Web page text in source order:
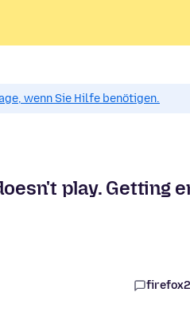
wenn Sie Hilfe benötigen.
play. Getting